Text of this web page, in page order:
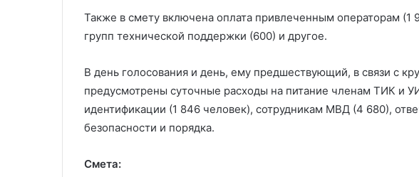
Также в смету включена оплата привлеченным операторам (1
групп технической поддержки (600) и другое.
В день голосования и день, ему предшествующий, в связи с
предусмотрены суточные расходы на питание членам ТИК и
идентификации (1 846 человек), сотрудникам МВД (4 680),
безопасности и порядка.
Смета: